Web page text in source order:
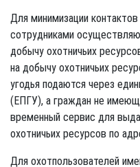
Для минимизации
сотрудниками
добычу охотничьих
на добычу охотничьих
угодья подаются через
(ЕПГУ), а граждан не
временный сервис для
охотничьих ресурсов по
Для охотпользователей